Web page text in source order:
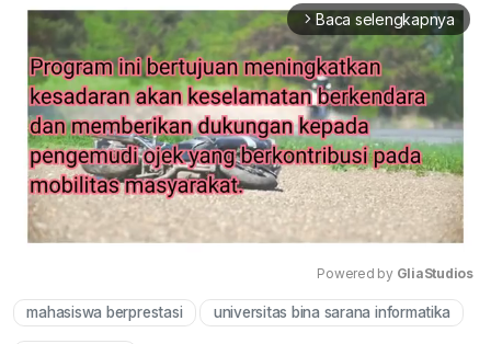
arrow_forward_ios Baca selengkapnya
Mute
Powered by GliaStudios
mahasiswa berprestasi universitas bina sarana informatika